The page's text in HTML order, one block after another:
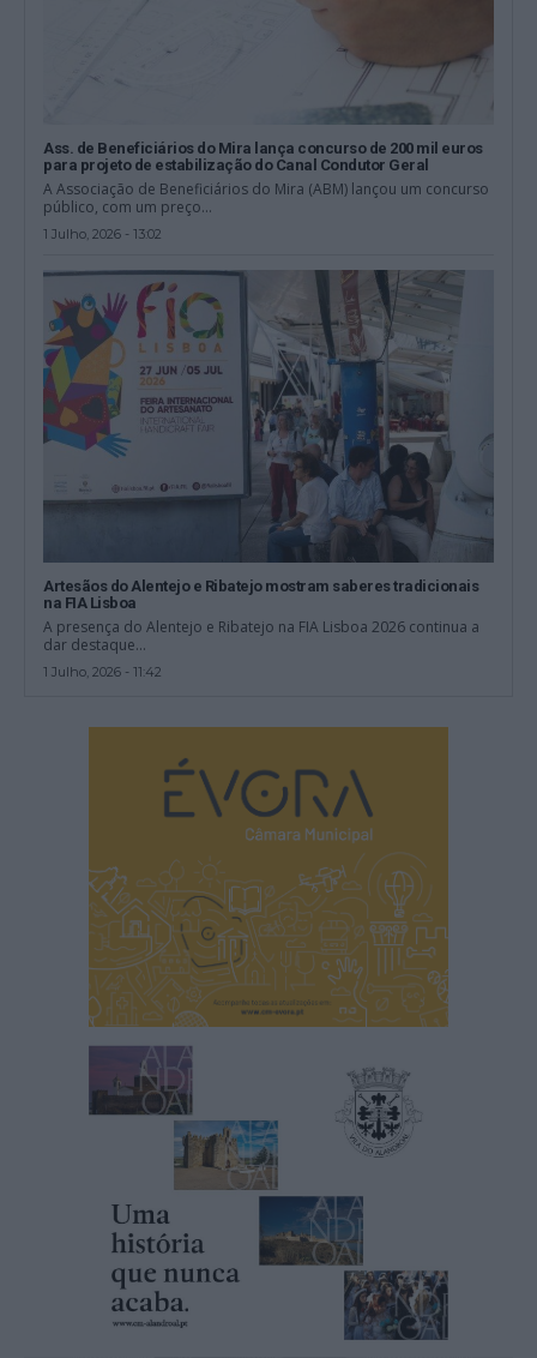
Ass. de Beneficiários do Mira lança concurso de 200 mil euros
para projeto de estabilização do Canal Condutor Geral
A Associação de Beneficiários do Mira (ABM) lançou um concurso
público, com um preço...
1 Julho, 2026 - 13:02
Artesãos do Alentejo e Ribatejo mostram saberes tradicionais
na FIA Lisboa
A presença do Alentejo e Ribatejo na FIA Lisboa 2026 continua a
dar destaque...
1 Julho, 2026 - 11:42